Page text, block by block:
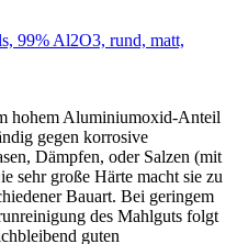
99% Al2O3, rund, matt,
hohem Aluminiumoxid-Anteil
gegen korrosive
Dämpfen, oder Salzen (mit
sehr große Härte macht sie zu
Bauart. Bei geringem
des Mahlguts folgt
guten